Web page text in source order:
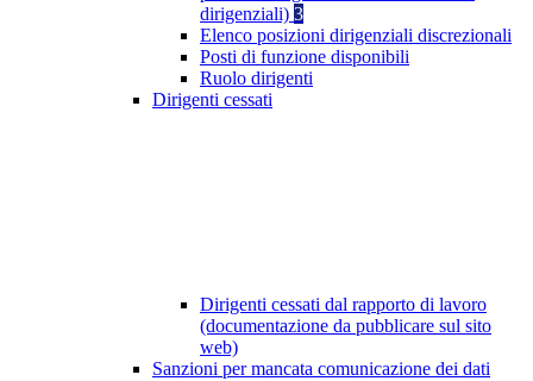
dirigenziali) 3
Elenco posizioni dirigenziali discrezionali
Posti di funzione disponibili
Ruolo dirigenti
Dirigenti cessati
Dirigenti cessati dal rapporto di lavoro
(documentazione da pubblicare sul sito
web)
Sanzioni per mancata comunicazione dei dati